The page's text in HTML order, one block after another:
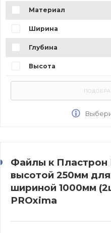
Материал
Ширина
Глубина
Высота
Файлы к Пластрон
высотой 250мм
шириной 1000мм
PROxima